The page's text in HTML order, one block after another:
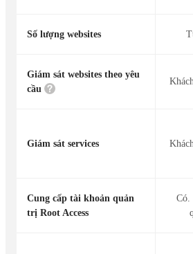
Số lượng websites
Giám sát websites theo yêu
cầu
Giám sát services
Cung cấp tài khoản quản
trị Root Access
Có.